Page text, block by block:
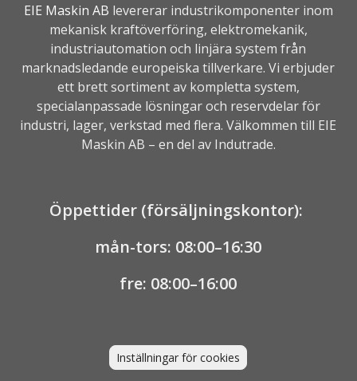
EIE Maskin AB levererar industrikomponenter inom
mekanisk kraftöverföring, elektromekanik,
industriautomation och linjära system från
marknadsledande europeiska tillverkare. Vi erbjuder
ett brett sortiment av kompletta system,
specialanpassade lösningar och reservdelar för
industri, lager, verkstad med flera. Välkommen till EIE
Maskin AB – en del av Indutrade.
Öppettider (försäljningskontor):
mån-tors: 08:00–16:30
fre: 08:00–16:00
Inställningar för cookies